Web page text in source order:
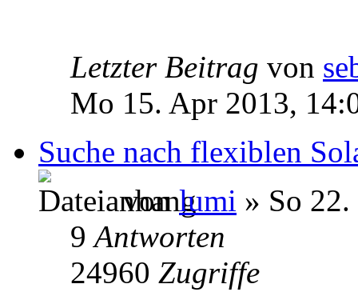
Letzter Beitrag von
Mo 15. Apr 2013,
Suche nach flexiblen
vonlumi » So
9Antworten
24960 Zugriffe